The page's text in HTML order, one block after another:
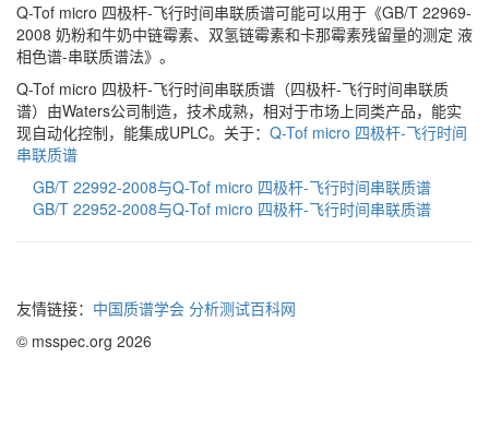
Q-Tof micro 四极杆-飞行时间串联质谱可能可以用于《GB/T 22969-
2008 奶粉和牛奶中链霉素、双氢链霉素和卡那霉素残留量的测定 液
相色谱-串联质谱法》。
Q-Tof micro 四极杆-飞行时间串联质谱（四极杆-飞行时间串联质
谱）由Waters公司制造，技术成熟，相对于市场上同类产品，能实
现自动化控制，能集成UPLC。关于： Q-Tof micro 四极杆-飞行时间
串联质谱
GB/T 22992-2008与Q-Tof micro 四极杆-飞行时间串联质谱
GB/T 22952-2008与Q-Tof micro 四极杆-飞行时间串联质谱
友情链接： 中国质谱学会 分析测试百科网
© msspec.org 2026